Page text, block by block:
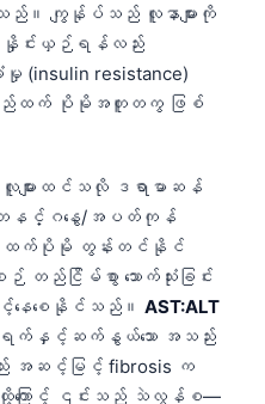
ည်။ ကျွန်ုပ်သည် လူနာများကို
နှိုင်းယှဉ်ရန်လည်း
resistance)
းသည်ထက် ပိုမိုအတူတကွ ဖြစ်
များထင်သလို ဒရာမာဆန်
တနင်္ဂနွေ/အပတ်ကုန်
ထက်ပိုမို တွန်းတင်နိုင်
တည်ငြိမ်စွာ သောက်သုံးခြင်း
နေစေနိုင်သည်။ AST:ALT
က်နှင့်ဆက်နွယ်သော အသည်း
အဆင့်မြင့် fibrosis က
ြောင့် ၎င်းသည် သဲလွန်စ—